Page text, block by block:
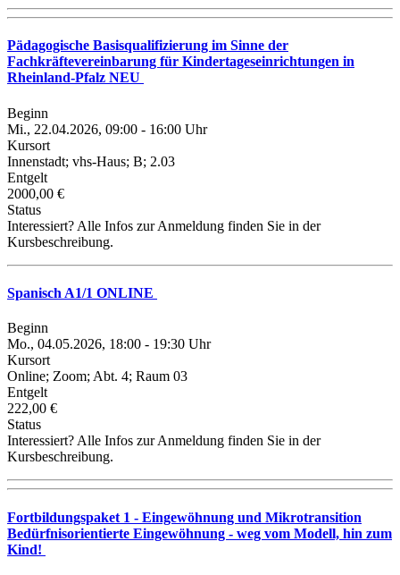
Pädagogische Basisqualifizierung im Sinne der
Fachkräftevereinbarung für Kindertageseinrichtungen in
Rheinland-Pfalz NEU
Beginn
Mi., 22.04.2026, 09:00 - 16:00 Uhr
Kursort
Innenstadt; vhs-Haus; B; 2.03
Entgelt
2000,00 €
Status
Interessiert? Alle Infos zur Anmeldung finden Sie in der
Kursbeschreibung.
Spanisch A1/1 ONLINE
Beginn
Mo., 04.05.2026, 18:00 - 19:30 Uhr
Kursort
Online; Zoom; Abt. 4; Raum 03
Entgelt
222,00 €
Status
Interessiert? Alle Infos zur Anmeldung finden Sie in der
Kursbeschreibung.
Fortbildungspaket 1 - Eingewöhnung und Mikrotransition
Bedürfnisorientierte Eingewöhnung - weg vom Modell, hin zum
Kind!